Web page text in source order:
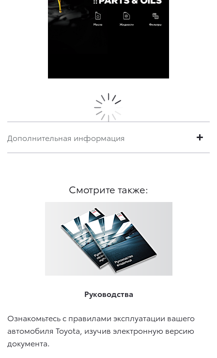
Дополнительная информация
Смотрите также:
Руководства
Ознакомьтесь с правилами эксплуатации вашего
автомобиля Toyota, изучив электронную версию
документа.